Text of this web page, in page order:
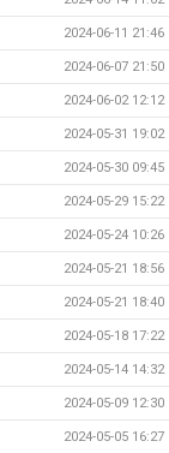
2024-06-11 21:46
2024-06-07 21:50
2024-06-02 12:12
2024-05-31 19:02
2024-05-30 09:45
2024-05-29 15:22
2024-05-24 10:26
2024-05-21 18:56
2024-05-21 18:40
2024-05-18 17:22
2024-05-14 14:32
2024-05-09 12:30
2024-05-05 16:27